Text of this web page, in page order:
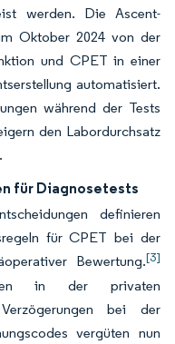
werden. Die Ascent-
Oktober 2024 von der
und CPET in einer
automatisiert.
während der Tests
den Labordurchsatz
für Diagnosetests
definieren
für CPET bei der
Bewertung.[3]
in der privaten
Verzögerungen bei der
vergüten nun